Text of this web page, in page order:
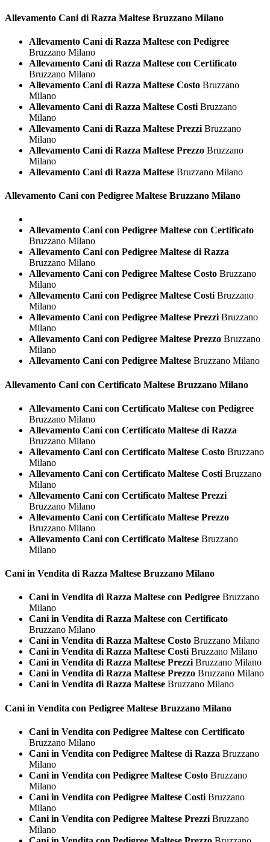
Allevamento Cani di Razza Maltese Bruzzano Milano
Allevamento Cani di Razza Maltese con Pedigree
Bruzzano Milano
Allevamento Cani di Razza Maltese con Certificato
Bruzzano Milano
Allevamento Cani di Razza Maltese Costo Bruzzano
Milano
Allevamento Cani di Razza Maltese Costi Bruzzano
Milano
Allevamento Cani di Razza Maltese Prezzi Bruzzano
Milano
Allevamento Cani di Razza Maltese Prezzo Bruzzano
Milano
Allevamento Cani di Razza Maltese Bruzzano Milano
Allevamento Cani con Pedigree Maltese Bruzzano Milano
Allevamento Cani con Pedigree Maltese con Certificato
Bruzzano Milano
Allevamento Cani con Pedigree Maltese di Razza
Bruzzano Milano
Allevamento Cani con Pedigree Maltese Costo Bruzzano
Milano
Allevamento Cani con Pedigree Maltese Costi Bruzzano
Milano
Allevamento Cani con Pedigree Maltese Prezzi Bruzzano
Milano
Allevamento Cani con Pedigree Maltese Prezzo Bruzzano
Milano
Allevamento Cani con Pedigree Maltese Bruzzano Milano
Allevamento Cani con Certificato Maltese Bruzzano Milano
Allevamento Cani con Certificato Maltese con Pedigree
Bruzzano Milano
Allevamento Cani con Certificato Maltese di Razza
Bruzzano Milano
Allevamento Cani con Certificato Maltese Costo Bruzzano
Milano
Allevamento Cani con Certificato Maltese Costi Bruzzano
Milano
Allevamento Cani con Certificato Maltese Prezzi
Bruzzano Milano
Allevamento Cani con Certificato Maltese Prezzo
Bruzzano Milano
Allevamento Cani con Certificato Maltese Bruzzano
Milano
Cani in Vendita di Razza Maltese Bruzzano Milano
Cani in Vendita di Razza Maltese con Pedigree Bruzzano
Milano
Cani in Vendita di Razza Maltese con Certificato
Bruzzano Milano
Cani in Vendita di Razza Maltese Costo Bruzzano Milano
Cani in Vendita di Razza Maltese CostiBruzzano Milano
Cani in Vendita di Razza Maltese PrezziBruzzano Milano
Cani in Vendita di Razza Maltese Prezzo Bruzzano Milano
Cani in Vendita di Razza Maltese Bruzzano Milano
Cani in Vendita con Pedigree Maltese Bruzzano Milano
Cani in Vendita con Pedigree Maltese con Certificato
Bruzzano Milano
Cani in Vendita con Pedigree Maltese di Razza Bruzzano
Milano
Cani in Vendita con Pedigree Maltese Costo Bruzzano
Milano
Cani in Vendita con Pedigree Maltese Costi Bruzzano
Milano
Cani in Vendita con Pedigree Maltese Prezzi Bruzzano
Milano